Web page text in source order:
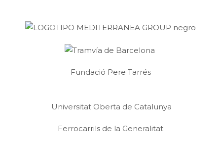
Fundació Pere Tarrés
Universitat Oberta de Catalunya
Ferrocarrils de la Generalitat